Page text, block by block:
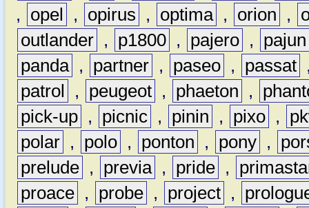
,
opel , opirus , optima , orion ,
outlander , p1800 , pajero ,
pajun
panda , partner , paseo , passat
patrol
, peugeot , phaeton ,
pick-up , picnic , pinin , pixo ,
polar , polo , ponton , pony ,
prelude , previa , pride ,
proace , probe , project ,